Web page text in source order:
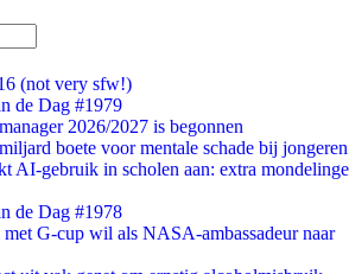
(not very sfw!)
de Dag #1979
2026/2027 is begonnen
boete voor mentale schade bij jongeren
AI-gebruik in scholen aan: extra mondelinge
de Dag #1978
G-cup wil als NASA-ambassadeur naar